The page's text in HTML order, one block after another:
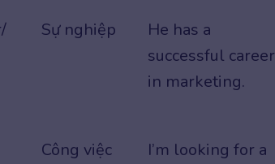
Sự nghiệp
He has a
successful career
in marketing.
Công việc
I’m looking for a